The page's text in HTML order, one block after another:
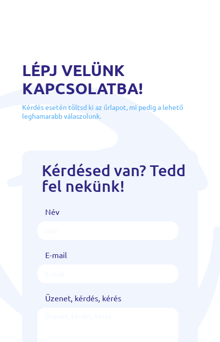
LÉPJ VELÜNK
KAPCSOLATBA!
Kérdés esetén töltsd ki az űrlapot, mi pedig a lehető
leghamarabb válaszolunk.
Kérdésed van? Tedd
fel nekünk!
Név
E-mail
Üzenet, kérdés, kérés